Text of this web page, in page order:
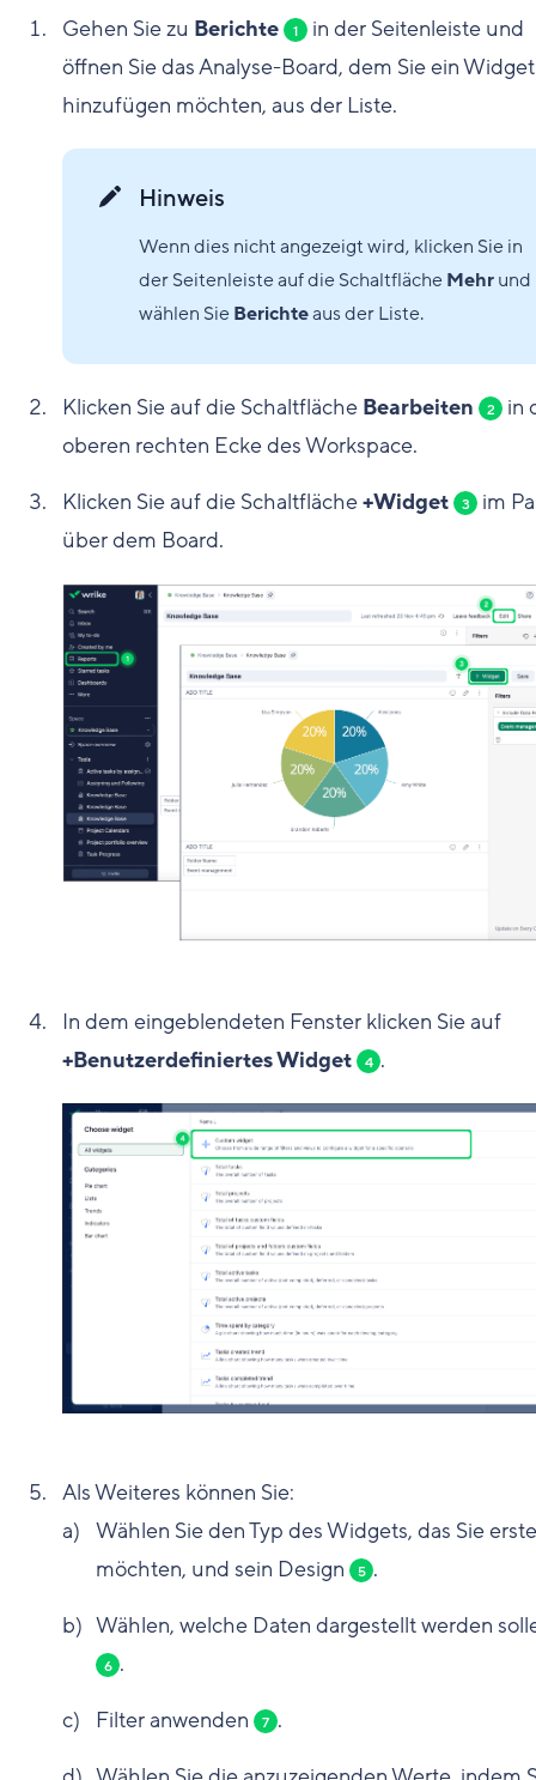
Gehen Sie zu Berichte 1
in der Seitenleiste und
öffnen Sie das Analyse-Board, dem Sie ein Widget
hinzufügen möchten, aus der Liste.
Hinweis
Wenn dies nicht angezeigt wird, klicken Sie in
der Seitenleiste auf die SchaltflächeMehrund
wählen SieBerichteaus der Liste.
Klicken Sie auf die Schaltfläche Bearbeiten 2
in
oberen rechten Ecke des Workspace.
Klicken Sie auf die Schaltfläche+Widget 3
im
über dem Board.
In dem eingeblendeten Fenster klicken Sie auf
+Benutzerdefiniertes Widget
4 .
Als Weiteres können Sie:
Wählen Sie den Typ des Widgets, das Sie
möchten, und sein Design
5 .
Wählen, welche Daten dargestellt werden
6 .
Filter anwenden
7 .